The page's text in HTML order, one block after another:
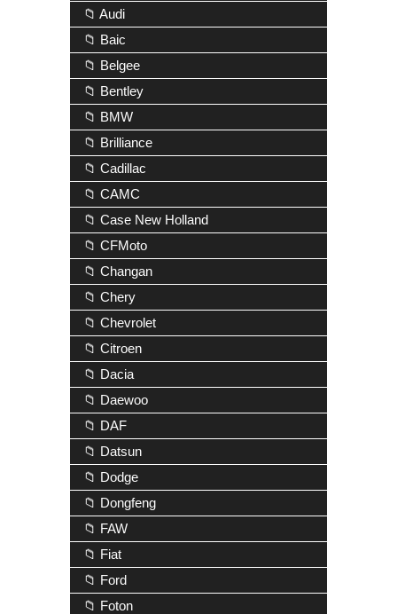
📁 Audi
📁 Baic
📁 Belgee
📁 Bentley
📁 BMW
📁 Brilliance
📁 Cadillac
📁 CAMC
📁 Case New Holland
📁 CFMoto
📁 Changan
📁 Chery
📁 Chevrolet
📁 Citroen
📁 Dacia
📁 Daewoo
📁 DAF
📁 Datsun
📁 Dodge
📁 Dongfeng
📁 FAW
📁 Fiat
📁 Ford
📁 Foton